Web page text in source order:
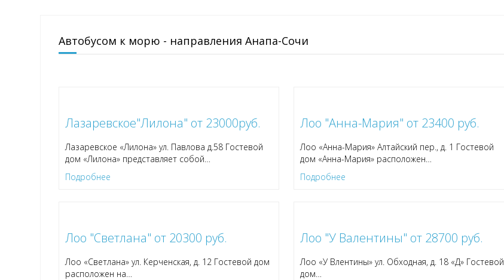
Автобусом к морю - направления Анапа-Сочи
Лазаревское"Лилона" от 23000руб.
Лазаревское «Лилона» ул. Павлова д.58 Гостевой
дом «Лилона» представляет собой…
Подробнее
Лоо "Анна-Мария" от 23400 руб.
Лоо «Анна-Мария» Алтайский пер., д. 1 Гостевой
дом «Анна-Мария» расположен…
Подробнее
Лоо "Светлана" от 20300 руб.
Лоо «Светлана» ул. Керченская, д. 12 Гостевой дом
расположен на…
Лоо "У Валентины" от 28700 руб.
Лоо «У Влентины» ул. Обходная, д. 18 «Д» Гостевой
дом…